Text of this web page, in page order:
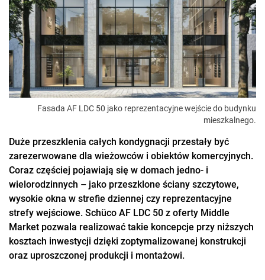
Fasada AF LDC 50 jako reprezentacyjne wejście do budynku
mieszkalnego.
Duże przeszklenia całych kondygnacji przestały być
zarezerwowane dla wieżowców i obiektów komercyjnych.
Coraz częściej pojawiają się w domach jedno- i
wielorodzinnych – jako przeszklone ściany szczytowe,
wysokie okna w strefie dziennej czy reprezentacyjne
strefy wejściowe. Schüco AF LDC 50 z oferty Middle
Market pozwala realizować takie koncepcje przy niższych
kosztach inwestycji dzięki zoptymalizowanej konstrukcji
oraz uproszczonej produkcji i montażowi.